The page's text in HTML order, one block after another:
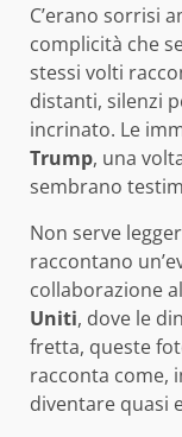
C’erano sorrisi
complicità che
stessi volti
distanti, silenzi
incrinato. Le
Trump, una
sembrano
Non serve
raccontano
collaborazione
Uniti, dove le
fretta, queste
racconta come,
diventare quasi